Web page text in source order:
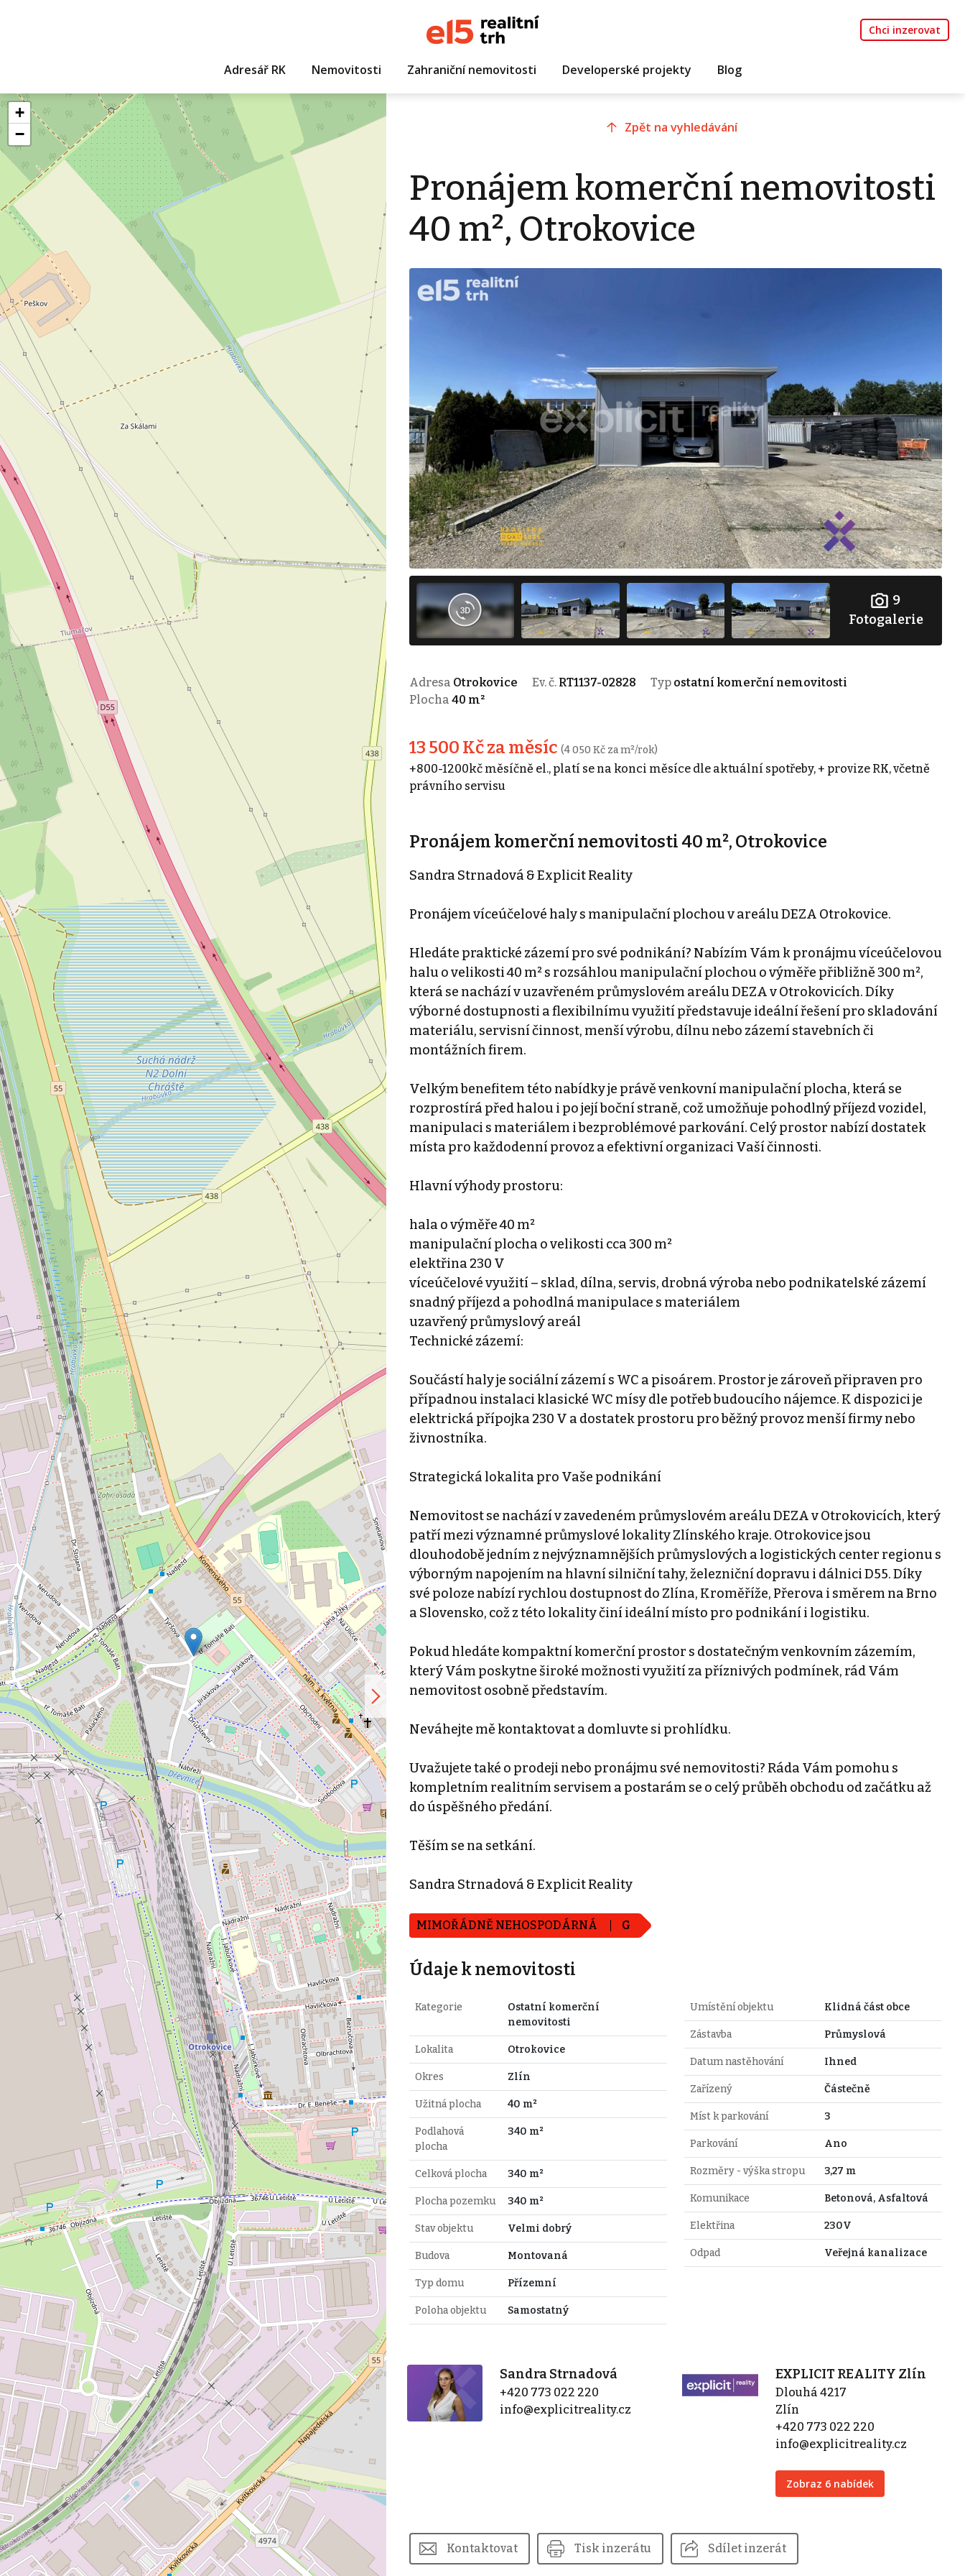
Chci inzerovat
Adresář RK Nemovitosti Zahraniční nemovitosti Developerské projekty Blog
+
−
Zpět na vyhledávání
Pronájem komerční nemovitosti
40 m², Otrokovice
9
Fotogalerie
Adresa Otrokovice Ev. č. RT1137-02828 Typ ostatní komerční nemovitosti
Plocha 40 m²
13 500 Kč za měsíc (4 050 Kč za m²/rok)
+800-1200kč měsíčně el., platí se na konci měsíce dle aktuální spotřeby, + provize RK, včetně
právního servisu
Pronájem komerční nemovitosti 40 m², Otrokovice
Sandra Strnadová & Explicit Reality
Pronájem víceúčelové haly s manipulační plochou v areálu DEZA Otrokovice.
Hledáte praktické zázemí pro své podnikání? Nabízím Vám k pronájmu víceúčelovou
halu o velikosti 40 m² s rozsáhlou manipulační plochou o výměře přibližně 300 m²,
která se nachází v uzavřeném průmyslovém areálu DEZA v Otrokovicích. Díky
výborné dostupnosti a flexibilnímu využití představuje ideální řešení pro skladování
materiálu, servisní činnost, menší výrobu, dílnu nebo zázemí stavebních či
montážních firem.
Velkým benefitem této nabídky je právě venkovní manipulační plocha, která se
rozprostírá před halou i po její boční straně, což umožňuje pohodlný příjezd vozidel,
manipulaci s materiálem i bezproblémové parkování. Celý prostor nabízí dostatek
místa pro každodenní provoz a efektivní organizaci Vaší činnosti.
Hlavní výhody prostoru:
hala o výměře 40 m²
manipulační plocha o velikosti cca 300 m²
elektřina 230 V
víceúčelové využití – sklad, dílna, servis, drobná výroba nebo podnikatelské zázemí
snadný příjezd a pohodlná manipulace s materiálem
uzavřený průmyslový areál
Technické zázemí:
Součástí haly je sociální zázemí s WC a pisoárem. Prostor je zároveň připraven pro
případnou instalaci klasické WC mísy dle potřeb budoucího nájemce. K dispozici je
elektrická přípojka 230 V a dostatek prostoru pro běžný provoz menší firmy nebo
živnostníka.
Strategická lokalita pro Vaše podnikání
Nemovitost se nachází v zavedeném průmyslovém areálu DEZA v Otrokovicích, který
patří mezi významné průmyslové lokality Zlínského kraje. Otrokovice jsou
dlouhodobě jedním z nejvýznamnějších průmyslových a logistických center regionu s
výborným napojením na hlavní silniční tahy, železniční dopravu i dálnici D55. Díky
své poloze nabízí rychlou dostupnost do Zlína, Kroměříže, Přerova i směrem na Brno
a Slovensko, což z této lokality činí ideální místo pro podnikání i logistiku.
Pokud hledáte kompaktní komerční prostor s dostatečným venkovním zázemím,
který Vám poskytne široké možnosti využití za příznivých podmínek, rád Vám
nemovitost osobně představím.
Neváhejte mě kontaktovat a domluvte si prohlídku.
Uvažujete také o prodeji nebo pronájmu své nemovitosti? Ráda Vám pomohu s
kompletním realitním servisem a postarám se o celý průběh obchodu od začátku až
do úspěšného předání.
Těším se na setkání.
Sandra Strnadová & Explicit Reality
MIMOŘÁDNĚ NEHOSPODÁRNÁ G
Údaje k nemovitosti
Kategorie
Ostatní komerční
nemovitosti
Lokalita Otrokovice
Okres Zlín
Užitná plocha 40 m²
Podlahová
plocha
340 m²
Celková plocha 340 m²
Plocha pozemku 340 m²
Stav objektu Velmi dobrý
Budova Montovaná
Typ domu Přízemní
Poloha objektu Samostatný
Umístění objektu Klidná část obce
Zástavba Průmyslová
Datum nastěhování Ihned
Zařízený Částečně
Míst k parkování 3
Parkování Ano
Rozměry - výška stropu 3,27 m
Komunikace Betonová, Asfaltová
Elektřina 230V
Odpad Veřejná kanalizace
Sandra Strnadová
+420 773 022 220
info@explicitreality.cz
EXPLICIT REALITY Zlín
Dlouhá 4217
Zlín
+420 773 022 220
info@explicitreality.cz
Zobraz 6 nabídek
Kontaktovat Tisk inzerátu Sdílet inzerát